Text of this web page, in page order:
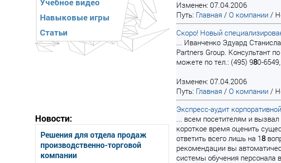
Навыковые игры
Статьи
Новости:
Решения для отдела продаж
производственно-торговой
компании
Изменен: 07.04.2006
Путь: Главная / О компании /
Скоро! Новый
... Иванченко Эдуард
Partners Group. Консультант
можете по тел.: (495) 980-
Изменен: 07.04.2006
Путь: Главная / О компании /
Экспресс-аудит
... всем посетителям и
короткое время оценить
ответить всего лишь на 18
рекомендации вы
системы обучения персонала